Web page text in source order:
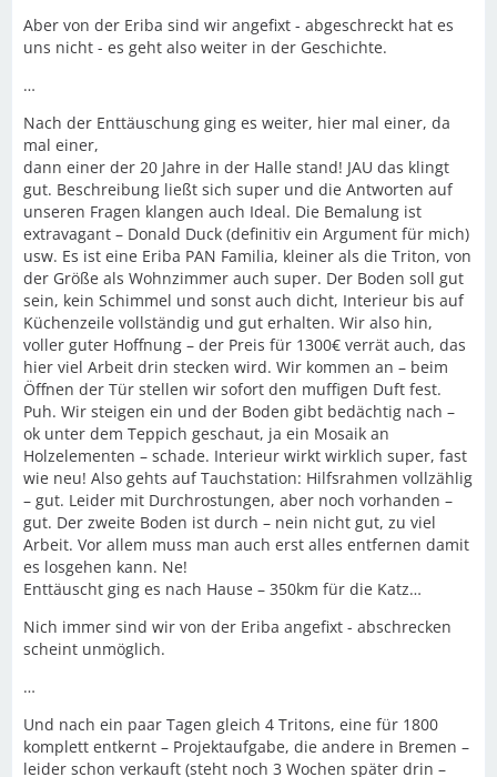
Aber von der Eriba sind wir angefixt - abgeschreckt hat es
uns nicht - es geht also weiter in der Geschichte.
…
Nach der Enttäuschung ging es weiter, hier mal einer, da
mal einer,
dann einer der 20 Jahre in der Halle stand! JAU das klingt
gut. Beschreibung ließt sich super und die Antworten auf
unseren Fragen klangen auch Ideal. Die Bemalung ist
extravagant – Donald Duck (definitiv ein Argument für mich)
usw. Es ist eine Eriba PAN Familia, kleiner als die Triton, von
der Größe als Wohnzimmer auch super. Der Boden soll gut
sein, kein Schimmel und sonst auch dicht, Interieur bis auf
Küchenzeile vollständig und gut erhalten. Wir also hin,
voller guter Hoffnung – der Preis für 1300€ verrät auch, das
hier viel Arbeit drin stecken wird. Wir kommen an – beim
Öffnen der Tür stellen wir sofort den muffigen Duft fest.
Puh. Wir steigen ein und der Boden gibt bedächtig nach –
ok unter dem Teppich geschaut, ja ein Mosaik an
Holzelementen – schade. Interieur wirkt wirklich super, fast
wie neu! Also gehts auf Tauchstation: Hilfsrahmen vollzählig
– gut. Leider mit Durchrostungen, aber noch vorhanden –
gut. Der zweite Boden ist durch – nein nicht gut, zu viel
Arbeit. Vor allem muss man auch erst alles entfernen damit
es losgehen kann. Ne!
Enttäuscht ging es nach Hause – 350km für die Katz…
Nich immer sind wir von der Eriba angefixt - abschrecken
scheint unmöglich.
…
Und nach ein paar Tagen gleich 4 Tritons, eine für 1800
komplett entkernt – Projektaufgabe, die andere in Bremen –
leider schon verkauft (steht noch 3 Wochen später drin –